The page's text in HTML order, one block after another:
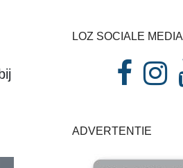
LOZ SOCIALE MEDIA
ADVERTENTIE